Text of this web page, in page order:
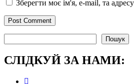
Зберегти моє ім'я, e-mail, та
Пошук
СЛІДКУЙ ЗА НАМИ: